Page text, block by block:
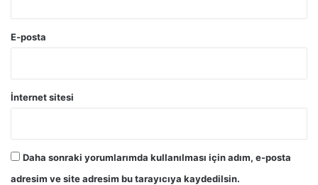
E-posta
İnternet sitesi
Daha sonraki yorumlarımda kullanılması için adım, e-posta
adresim ve site adresim bu tarayıcıya kaydedilsin.